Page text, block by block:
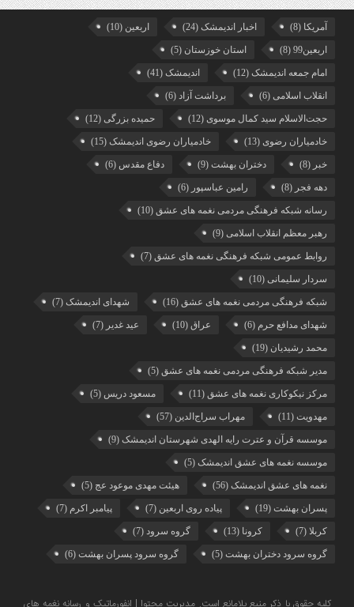
آمریکا (8) اخبار اندیمشک (24) اربعین (10)
اربعین99 (8) استان خوزستان (5)
امام جمعه اندیمشک (12) اندیمشک (41)
انقلاب اسلامی (6) برداشت آزاد (6)
حجت‌الاسلام سید کمال موسوی (12) حمیده بزرگی (12)
خادمیاران رضوی (13) خادمیاران رضوی اندیمشک (15)
خبر (8) دختران بهشت (9) دفاع مقدس (6)
دهه فجر (8) رامین عباسپور (6)
رسانه شبکه فرهنگی مردمی نغمه های عشق (10)
رهبر معظم انقلاب اسلامی (9)
روابط عمومی شبکه فرهنگی نغمه های عشق (7)
سردار سلیمانی (10)
شبکه فرهنگی مردمی نغمه های عشق (16) شهدای اندیمشک (7)
شهدای مدافع حرم (6) عراق (10) عید غدیر (7)
محمد رشیدیان (19)
مدیر شبکه فرهنگی مردمی نغمه های عشق (5)
مرکز نیکوکاری نغمه های عشق (11) مسعود دریس (5)
مهدویت (11) مهراب سراج‌الدین (57)
موسسه قرآن و عترت رایه الهدی شهرستان اندیمشک (9)
موسسه نغمه های عشق اندیمشک (5)
نغمه های عشق اندیمشک (56) هیئت مهدی موعود عج (5)
پسران بهشت (19) پیاده روی اربعین (7) پیامبر اکرم (7)
کربلا (7) کرونا (13) گروه سرود (7)
گروه سرود دختران بهشت (5) گروه سرود پسران بهشت (6)